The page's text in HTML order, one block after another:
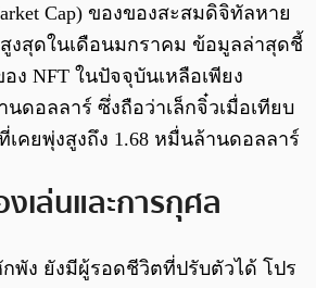
Cap) ของของสะสมดิจิทัลหาย
งสุดในเดือนมกราคม ข้อมูลล่าสุดชี้
ง NFT ในปัจจุบันเหลือเพียง
ดอลลาร์ ซึ่งถือว่าเล็กจิ๋วเมื่อเทียบ
เคยพุ่งสูงถึง 1.68 หมื่นล้านดอลลาร์
เล่นและการกุศล
พัง ยังมีผู้รอดชีวิตที่ปรับตัวได้ โปร